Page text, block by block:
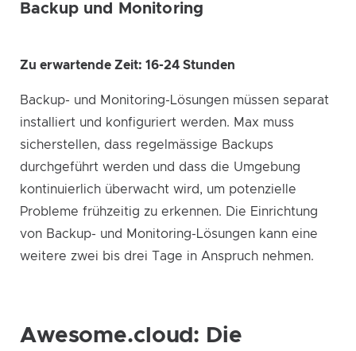
Backup und Monitoring
Zu erwartende Zeit: 16-24 Stunden
Backup- und Monitoring-Lösungen müssen separat
installiert und konfiguriert werden. Max muss
sicherstellen, dass regelmässige Backups
durchgeführt werden und dass die Umgebung
kontinuierlich überwacht wird, um potenzielle
Probleme frühzeitig zu erkennen. Die Einrichtung
von Backup- und Monitoring-Lösungen kann eine
weitere zwei bis drei Tage in Anspruch nehmen.
Awesome.cloud: Die